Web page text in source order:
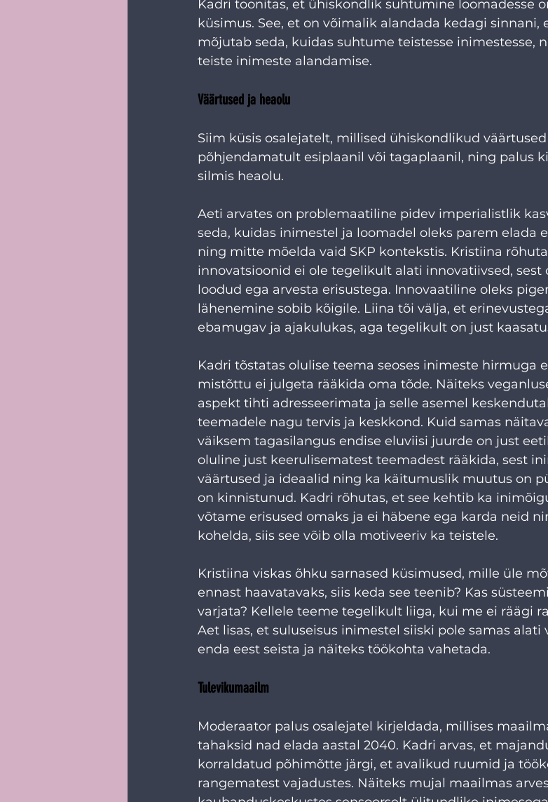
Kadri toonitas, et ühiskondlik suhtumine loomadesse
küsimus. See, et on võimalik alandada kedagi sinnani,
mõjutab seda, kuidas suhtume teistesse inimestesse,
teiste inimeste alandamise.
Väärtused ja heaolu
Siim küsis osalejatelt, millised ühiskondlikud
põhjendamatult esiplaanil või tagaplaanil, ning palus
silmis heaolu.
Aeti arvates on problemaatiline pidev imperialistlik
seda, kuidas inimestel ja loomadel oleks parem elada
ning mitte mõelda vaid SKP kontekstis. Kristiina
innovatsioonid ei ole tegelikult alati innovatiivsed, sest
loodud ega arvesta erisustega. Innovaatiline oleks
lähenemine sobib kõigile. Liina tõi välja, et
ebamugav ja ajakulukas, aga tegelikult on just
Kadri tõstatas olulise teema seoses inimeste hirmuga
mistõttu ei julgeta rääkida oma tõde. Näiteks
aspekt tihti adresseerimata ja selle asemel
teemadele nagu tervis ja keskkond. Kuid samas
väiksem tagasilangus endise eluviisi juurde on just
oluline just keerulisematest teemadest rääkida, sest
väärtused ja ideaalid ning ka käitumuslik muutus on
on kinnistunud. Kadri rõhutas, et see kehtib ka
võtame erisused omaks ja ei häbene ega karda neid
kohelda, siis see võib olla motiveeriv ka teistele.
Kristiina viskas õhku sarnased küsimused, mille üle
ennast haavatavaks, siis keda see teenib? Kas
varjata? Kellele teeme tegelikult liiga, kui me ei räägi
Aet lisas, et suluseisus inimestel siiski pole samas
enda eest seista ja näiteks töökohta vahetada.
Tulevikumaailm
Moderaator palus osalejatel kirjeldada, millises
tahaksid nad elada aastal 2040. Kadri arvas, et
korraldatud põhimõtte järgi, et avalikud ruumid ja
rangematest vajadustes. Näiteks mujal maailmas